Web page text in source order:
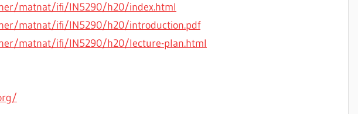
matnat/ifi/IN5290/h20/index.html
matnat/ifi/IN5290/h20/introduction.pdf
matnat/ifi/IN5290/h20/lecture-plan.html